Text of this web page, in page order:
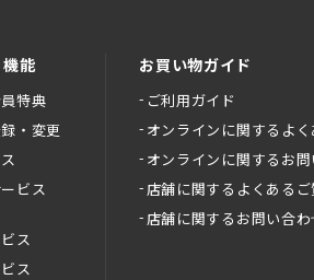
能
特典
・変更
ビス
ス
ス
お買い物ガイド
ご利用ガイド
オンラインに関するよ
オンラインに関するお
店舗に関するよくあるご
店舗に関するお問い合わ